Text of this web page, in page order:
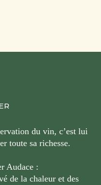
du vin, c’est lui
toute sa richesse.
Audace :
de la chaleur et des